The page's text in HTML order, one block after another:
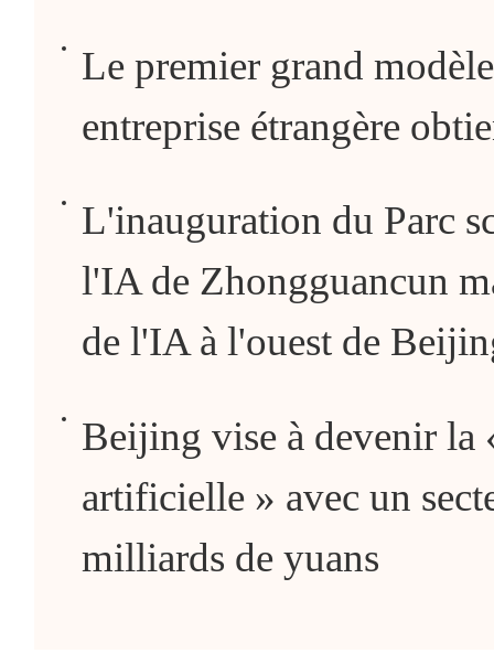
Le premier grand
entreprise étrangère
L'inauguration du Parc
l'IA de Zhongguancun
de l'IA à l'ouest de
Beijing vise à devenir la
artificielle » avec un
milliards de yuans